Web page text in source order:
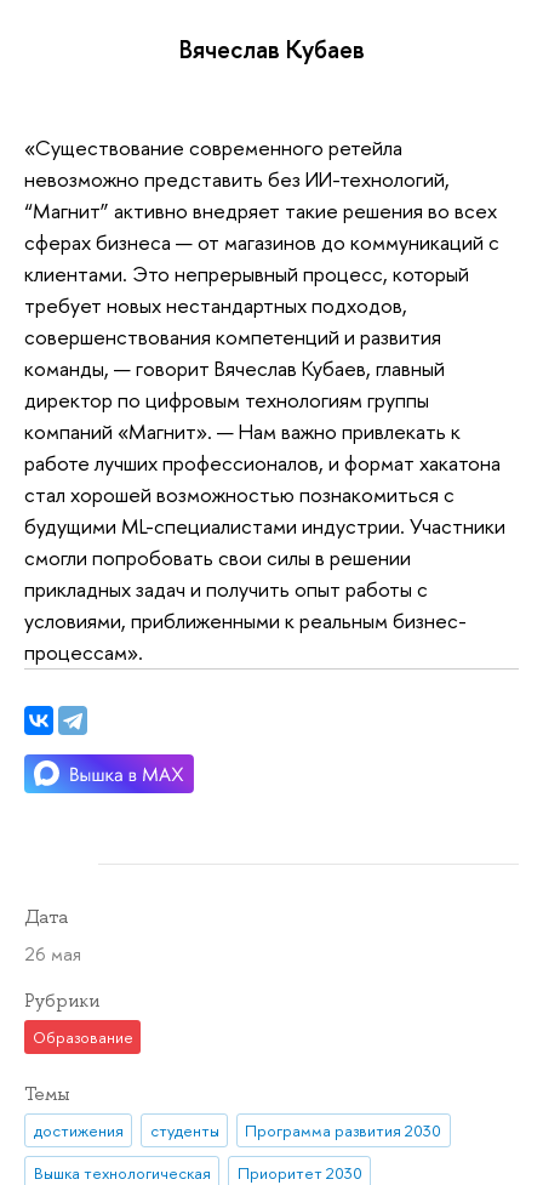
Вячеслав Кубаев
«Существование современного ретейла
невозможно представить без ИИ-технологий,
“Магнит” активно внедряет такие решения во всех
сферах бизнеса — от магазинов до коммуникаций с
клиентами. Это непрерывный процесс, который
требует новых нестандартных подходов,
совершенствования компетенций и развития
команды, — говорит Вячеслав Кубаев, главный
директор по цифровым технологиям группы
компаний «Магнит». — Нам важно привлекать к
работе лучших профессионалов, и формат хакатона
стал хорошей возможностью познакомиться с
будущими ML-специалистами индустрии. Участники
смогли попробовать свои силы в решении
прикладных задач и получить опыт работы с
условиями, приближенными к реальным бизнес-
процессам».
Дата
26 мая
Рубрики
Образование
Темы
достижения студенты
Программа развития 2030
Вышка технологическая
Приоритет 2030